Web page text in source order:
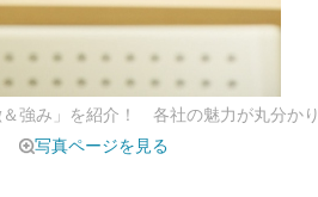
強み」を紹介！ 各社の魅力が丸分かり
写真ページを見る